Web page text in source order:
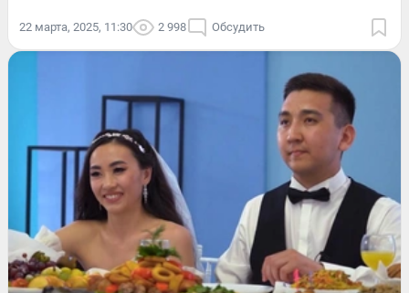
22 марта, 2025, 11:30 2 998 Обсудить